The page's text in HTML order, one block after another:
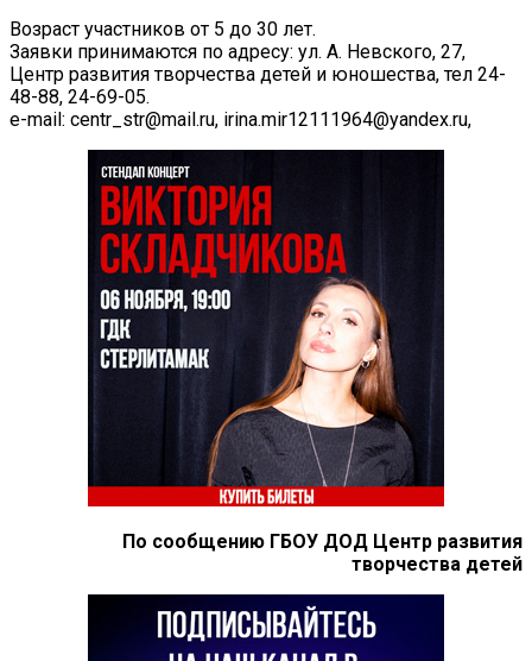
Возраст участников от 5 до 30 лет.
Заявки принимаются по адресу: ул. А. Невского, 27,
Центр развития творчества детей и юношества, тел 24-
48-88, 24-69-05.
e-mail: centr_str@mail.ru, irina.mir12111964@yandex.ru,
По сообщению ГБОУ ДОД Центр развития
творчества детей